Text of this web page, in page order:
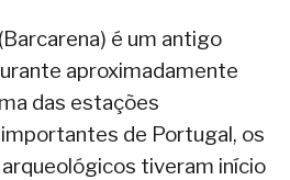
é um antigo
aproximadamente
das estações
de Portugal, os
tiveram início